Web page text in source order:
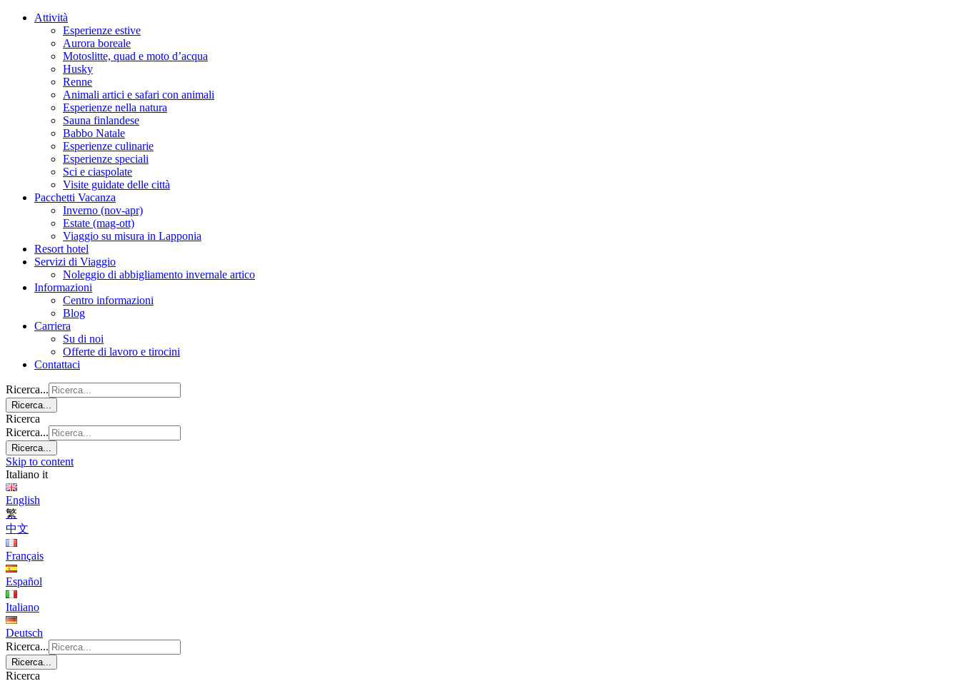
Attività
Esperienze estive
Aurora boreale
Motoslitte, quad e moto d’acqua
Husky
Renne
Animali artici e safari con animali
Esperienze nella natura
Sauna finlandese
Babbo Natale
Esperienze culinarie
Esperienze speciali
Sci e ciaspolate
Visite guidate delle città
Pacchetti Vacanza
Inverno (nov-apr)
Estate (mag-ott)
Viaggio su misura in Lapponia
Resort hotel
Servizi di Viaggio
Noleggio di abbigliamento invernale artico
Informazioni
Centro informazioni
Blog
Carriera
Su di noi
Offerte di lavoro e tirocini
Contattaci
Ricerca...
Ricerca...
Ricerca
Ricerca...
Ricerca...
Skip to content
Italiano it
English
繁
中文
Français
Español
Italiano
Deutsch
Ricerca...
Ricerca...
Ricerca